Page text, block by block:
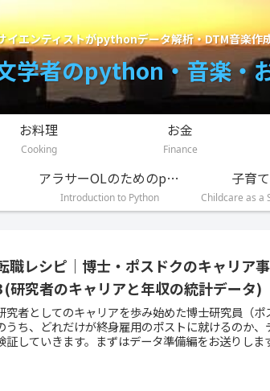
イエンティストがpythonデータ解析・DTM音楽作
学者のpython・音楽・
お料理
Cooking
お金
Finance
アラサーOLのためのpython入門講座
Introduction to Python
子育て
Childcare as a
職レシピ｜博士・ポスドクのキャリア
研究者のキャリアと年収の統計データ)
究者としてのキャリアを歩み始めた博士研究員（ポ
うち、どれだけが終身雇用のポストに就けるのか、
証していきます。まずはデータ準備編をお送りしま